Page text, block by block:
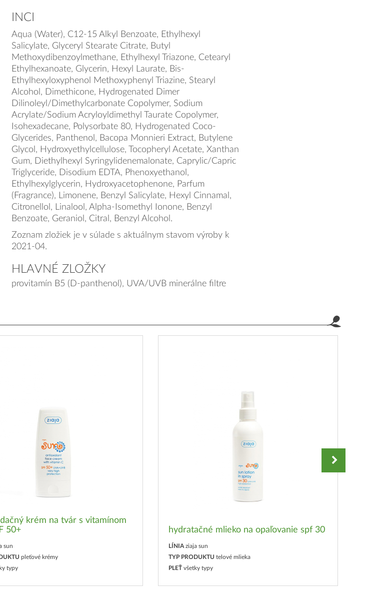
INCI
Aqua (Water), C12-15 Alkyl Benzoate, Ethylhexyl
Salicylate, Glyceryl Stearate Citrate, Butyl
Methoxydibenzoylmethane, Ethylhexyl Triazone, Cetearyl
Ethylhexanoate, Glycerin, Hexyl Laurate, Bis-
Ethylhexyloxyphenol Methoxyphenyl Triazine, Stearyl
Alcohol, Dimethicone, Hydrogenated Dimer
Dilinoleyl/Dimethylcarbonate Copolymer, Sodium
Acrylate/Sodium Acryloyldimethyl Taurate Copolymer,
Isohexadecane, Polysorbate 80, Hydrogenated Coco-
Glycerides, Panthenol, Bacopa Monnieri Extract, Butylene
Glycol, Hydroxyethylcellulose, Tocopheryl Acetate, Xanthan
Gum, Diethylhexyl Syringylidenemalonate, Caprylic/Capric
Triglyceride, Disodium EDTA, Phenoxyethanol,
Ethylhexylglycerin, Hydroxyacetophenone, Parfum
(Fragrance), Limonene, Benzyl Salicylate, Hexyl Cinnamal,
Citronellol, Linalool, Alpha-Isomethyl Ionone, Benzyl
Benzoate, Geraniol, Citral, Benzyl Alcohol.
Zoznam zložiek je v súlade s aktuálnym stavom výroby k
2021-04.
HLAVNÉ ZLOŽKY
provitamín B5 (D-panthenol), UVA/UVB minerálne filtre
krém na tvár s vitamínom
50+
sun
pleťové krémy
typy
hydratačné mlieko na opaľovanie spf 30
LÍNIA ziaja sun
TYP PRODUKTU telové mlieka
PLEŤ všetky typy